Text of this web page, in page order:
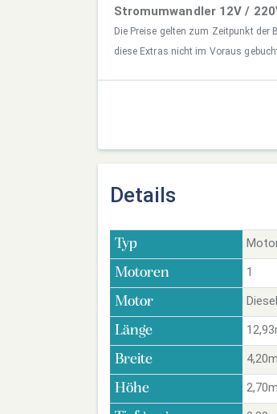
Stromumwandler 12V /
Die Preise gelten zum Zeitpunkt der
diese Extras nicht im Voraus
Details
Typ
Motoren 1
Motor Diesel
Länge
Breite 4,20m
Höhe 2,70m